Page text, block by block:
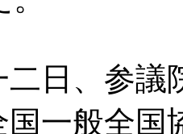
日、参議
一般全国